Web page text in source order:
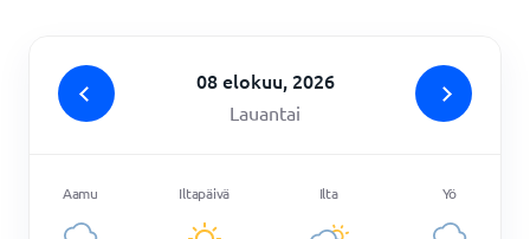
08 elokuu, 2026
Lauantai
Aamu Iltapäivä Ilta Yö